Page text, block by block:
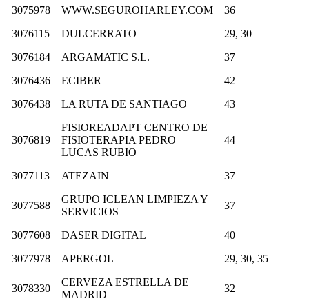
3075978
WWW.SEGUROHARLEY.COM
36
3076115
DULCERRATO
29, 30
3076184
ARGAMATIC S.L.
37
3076436
ECIBER
42
3076438
LA RUTA DE SANTIAGO 43
3076819
FISIOREADAPT CENTRO DE
FISIOTERAPIA PEDRO
LUCAS RUBIO
44
3077113 ATEZAIN 37
3077588
GRUPO ICLEAN LIMPIEZA Y
SERVICIOS
37
3077608 DASER DIGITAL
40
3077978
APERGOL 29, 30, 35
3078330
CERVEZA ESTRELLA DE
MADRID
32